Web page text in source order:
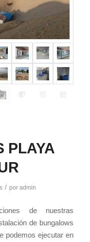
PLAYA
/ poradmin
de nuestras
de bungalows
podemos ejecutar en